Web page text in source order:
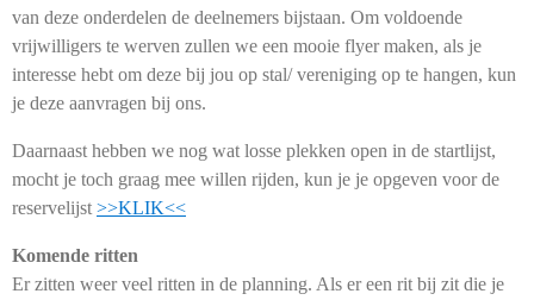
van deze onderdelen de deelnemers bijstaan. Om voldoende
vrijwilligers te werven zullen we een mooie flyer maken, als je
interesse hebt om deze bij jou op stal/ vereniging op te hangen, kun
je deze aanvragen bij ons.
Daarnaast hebben we nog wat losse plekken open in de startlijst,
mocht je toch graag mee willen rijden, kun je je opgeven voor de
reservelijst >>KLIK<<
Komende ritten
Er zitten weer veel ritten in de planning. Als er een rit bij zit die je